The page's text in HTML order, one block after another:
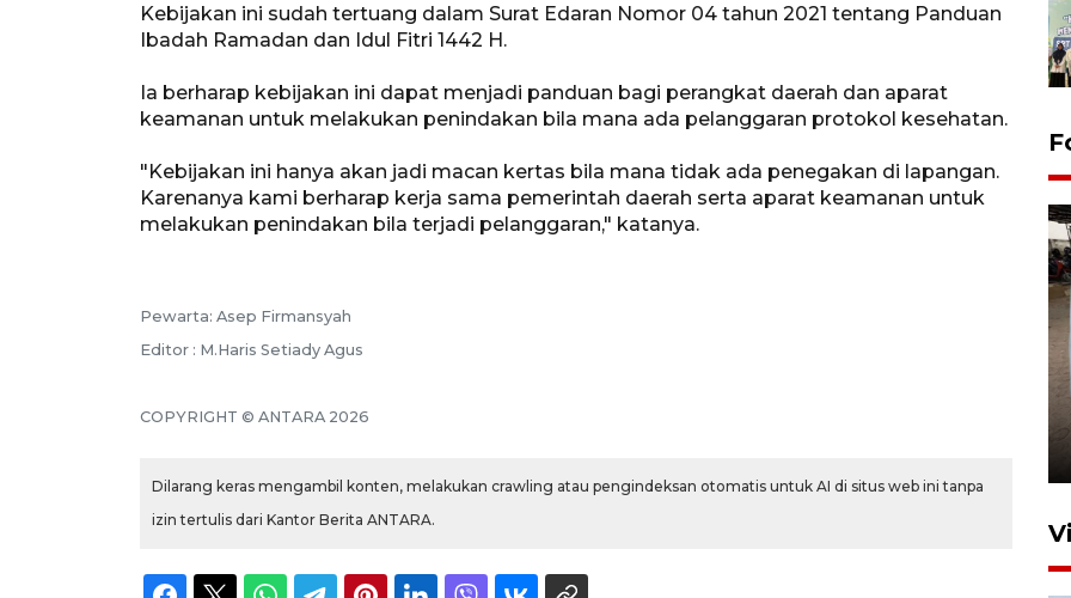
Kebijakan ini sudah tertuang dalam Surat Edaran Nomor 04 tahun 2021 tentang Panduan
Ibadah Ramadan dan Idul Fitri 1442 H.
Ia berharap kebijakan ini dapat menjadi panduan bagi perangkat daerah dan aparat
keamanan untuk melakukan penindakan bila mana ada pelanggaran protokol kesehatan.
"Kebijakan ini hanya akan jadi macan kertas bila mana tidak ada penegakan di lapangan.
Karenanya kami berharap kerja sama pemerintah daerah serta aparat keamanan untuk
melakukan penindakan bila terjadi pelanggaran," katanya.
Pewarta: Asep Firmansyah
Editor : M.Haris Setiady Agus
COPYRIGHT © ANTARA 2026
Dilarang keras mengambil konten, melakukan crawling atau pengindeksan otomatis untuk AI di situs web ini tanpa
izin tertulis dari Kantor Berita ANTARA.